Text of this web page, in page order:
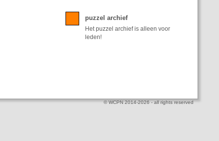
puzzel archief
Het puzzel archief is alleen voor
leden!
© WCPN 2014-2026 - all rights reserved